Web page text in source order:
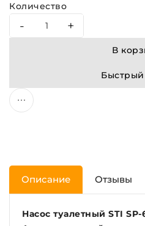
Количество
- +
В
Быстрый
Описание Отзывы
Насос туалетный STI SP-